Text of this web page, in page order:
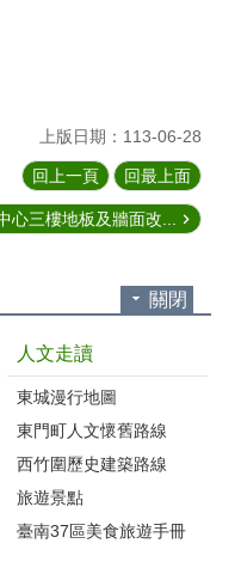
上版日期：113-06-28
回上一頁 回最上面
心三樓地板及牆面改...
關閉
人文走讀
東城漫行地圖
東門町人文懷舊路線
西竹圍歷史建築路線
旅遊景點
臺南37區美食旅遊手冊